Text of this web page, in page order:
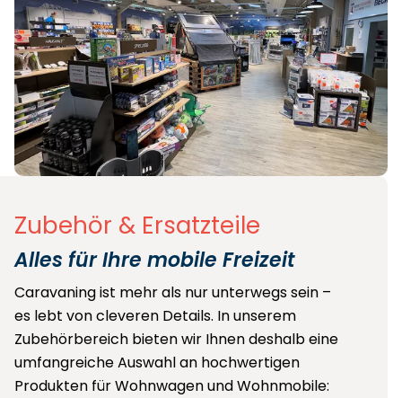
Zubehör & Ersatzteile
Alles für Ihre mobile Freizeit
Caravaning ist mehr als nur unterwegs sein –
es lebt von cleveren Details. In unserem
Zubehörbereich bieten wir Ihnen deshalb eine
umfangreiche Auswahl an hochwertigen
Produkten für Wohnwagen und Wohnmobile: